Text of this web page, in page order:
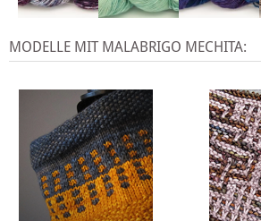
MODELLE MIT MALABRIGO MECHITA: